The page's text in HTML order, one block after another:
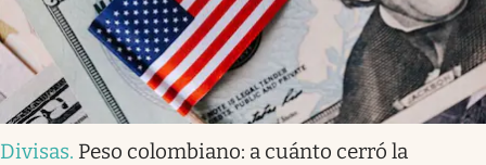
Divisas. Peso colombiano: a cuánto cerró la